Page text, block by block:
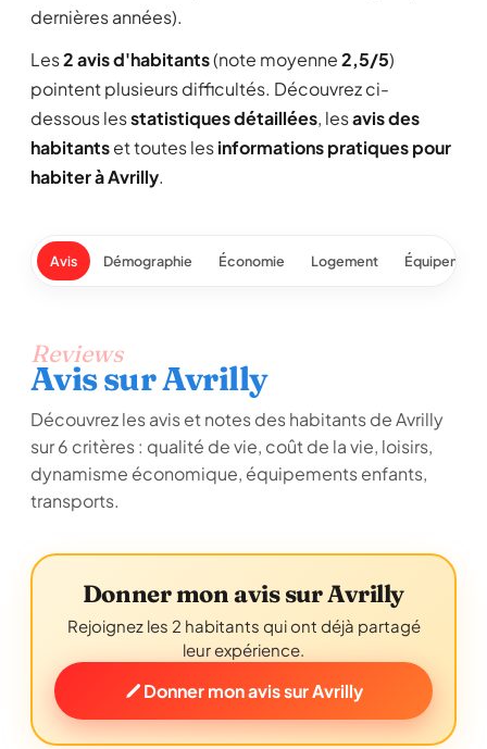
dernières années).
Les2 avis d'habitants(note moyenne2,5/5)
pointent plusieurs difficultés. Découvrez ci-
dessous lesstatistiques détaillées, lesavis des
habitantset toutes lesinformations pratiques pour
habiter à Avrilly.
Avis Démographie Économie Logement
Reviews
Avis sur Avrilly
Découvrez les avis et notes des habitants de Avrilly
sur 6 critères : qualité de vie, coût de la vie, loisirs,
dynamisme économique, équipements enfants,
transports.
Donner mon avis sur Avrilly
Rejoignez les 2 habitants qui ont déjà partagé
leur expérience.
Donner mon avis sur Avrilly